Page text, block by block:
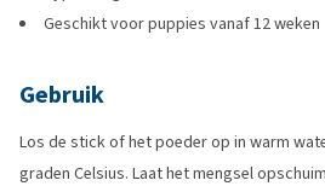
Geschikt voor puppies vanaf 12 weken
Gebruik
Los de stick of het poeder op in warm
graden Celsius. Laat het mengsel